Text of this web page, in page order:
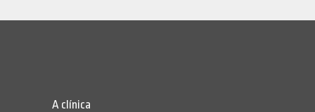
A clínica